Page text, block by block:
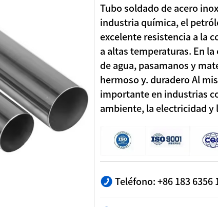
Tubo soldado de acero
industria química, el
excelente resistencia a la
a altas temperaturas. En
de agua, pasamanos y
hermoso y. duradero Al
importante en industrias
ambiente, la electricidad y
Teléfono: +86 183 6356